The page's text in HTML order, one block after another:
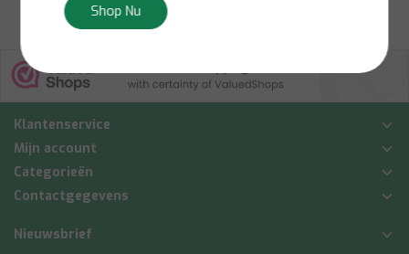
Klantenservice
Mijn account
Categorieën
Contactgegevens
Nieuwsbrief
Shop Nu